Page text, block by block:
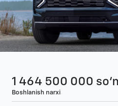
Eksteryer
Fotogalereya
1 464 500 000
Boshlanish narxi